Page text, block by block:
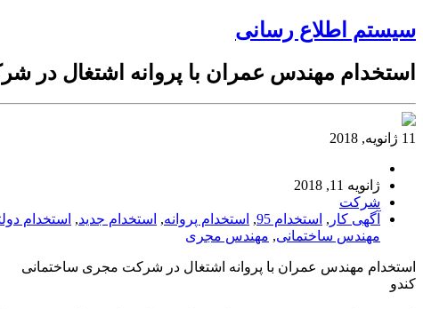
سیستم اطلاع رسانی
استخدام مهندس عمران با پروانه اشتغال در
11 ژانویه, 2018
ژانویه 11, 2018
شرکت
آگهی کار , استخدام 95 , استخدام پروانه, استخدام جدید, استخدام
مهندس ساختمانی, مهندس مجری
استخدام مهندس عمران با پروانه اشتغال در شرکت مجری ساختمانی
کندو